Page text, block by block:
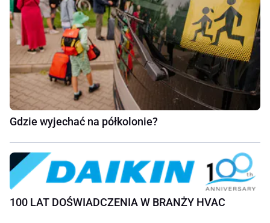
Gdzie wyjechać na półkolonie?
100 LAT DOŚWIADCZENIA W BRANŻY HVAC